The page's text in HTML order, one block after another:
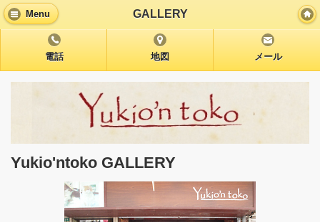
Menu GALLERY
電話 地図 メール
Yukio'ntoko GALLERY